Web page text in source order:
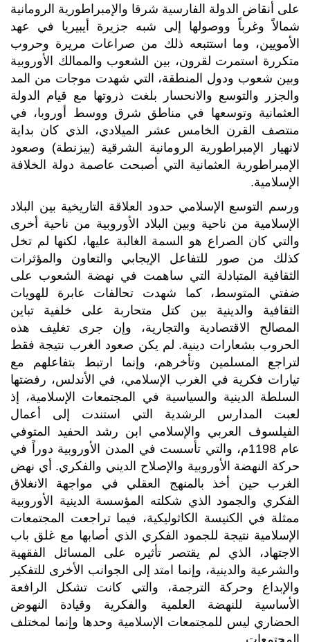
على أنقاض الدولة الفارسية شرقا والإمبراطورية الرومانية
شمالاً وغرباً ووصولها إلى شبه جزيرة أيبيريا في عهد
الأمويين، وما استتبعه ذلك من صراعات مريرة وحروب
متكررة استمرت لقرون، بين الشعوب والممالك الأوروبية
وبين شعوب ودول المنطقة، التي شهدت موجات من المد
والجزر والتوسع والانحسار بلغت ذروتها مع قيام الدولة
العثمانية وتوسعها في مناطق شرق ووسط أوروبا، في
منتصف القرن الخامس عشر الميلادي، الذي كان بداية
لانهيار الإمبراطورية الرومانية الشرقية (بيزنطة) وصعود
الإمبراطورية العثمانية التي أصبحت عاصمة دولة الخلافة
الإسلامية.
ورسم التوسع الإسلامي حدود العلاقة التاريخية بين البلاد
الإسلامية من ناحية وبين البلاد الأوروبية من ناحية أخرى
والتي كان الصراع هو السمة الغالبة عليها، لكنها لم تخل
كذلك من صور للتفاعل الإيجابي والتعاون والمؤثرات
الثقافية المتبادلة التي ساهمت في نهضة الشعوب على
ضفتي المتوسط، كما شهدت تحالفات عابرة للهويات
الثقافية والدينية بين كتل متحاربة على خلفية تباين
المصالح الاقتصادية والتجارية، وإن جرى تغليف هذه
الحروب بشعارات دينية. لم يكن صعود الغرب نتيجة فقط
لتراجع المسلمين وتأخرهم، وإنما ارتبط بتفاعلهم مع
تيارات فكرية في الغرب الإسلامي، في الأندلس، رفضتها
السلطة الدينية والسياسية في المجتمعات الإسلامية، إذ
لعبت المدارس الرشدية التي استندت إلى أعمال
الفيلسوف العربي والإسلامي ابن رشد الحفيد المتوفي
عام 1198م، والتي تأسست في المدن الأوروبية دوراً في
حركة النهضة الأوروبية والإصلاح الديني والفكري. أي نهض
الغرب حين أخذ بالمنهج العقلي في مواجهة الانغلاق
الفكري والجمود الذي شكلته المؤسسة الدينية الأوروبية
ممثلة في الكنيسة الكاثوليكية، فيما تراجعت المجتمعات
الإسلامية نتيجة للجمود الفكري الذي أصابها مع غلق باب
الاجتهاد، الذي لم يقتصر تأثيره على المسائل الفقهية
والشرعية والدينية، وإنما امتد إلى الجوانب الأخرى للتفكير
والإبداع وحركة الترجمة، والتي كانت تشكل الرافعة
الأساسية للنهضة العلمية والفكرية وقيادة النهوض
الحضاري ليس للمجتمعات الإسلامية وحدها وإنما لمختلف